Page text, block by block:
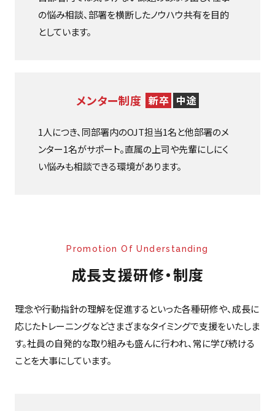
の悩み相談、部署を横断したノウハウ共有を目的
としています。
メンター制度 新卒 中途
1人につき、同部署内のOJT担当1名と他部署のメ
ンター1名がサポート。直属の上司や先輩にしにく
い悩みも相談できる環境があります。
Promotion Of Understanding
成長支援研修・制度
理念や行動指針の理解を促進するといった各種研修や、成長に
応じたトレーニングなどさまざまなタイミングで支援をいたしま
す。社員の自発的な取り組みも盛んに行われ、常に学び続ける
ことを大事にしています。